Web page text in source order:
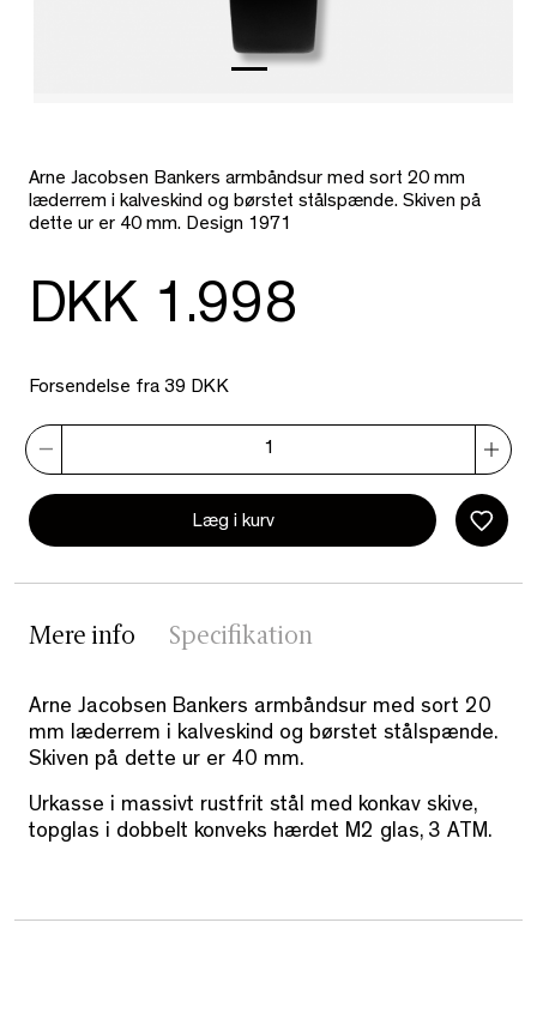
Arne Jacobsen Bankers armbåndsur med sort 20 mm
læderrem i kalveskind og børstet stålspænde. Skiven på
dette ur er 40 mm. Design 1971
DKK 1.998
Forsendelse fra 39 DKK
Læg i kurv
Mere info Specifikation
Arne Jacobsen Bankers armbåndsur med sort 20
mm læderrem i kalveskind og børstet stålspænde.
Skiven på dette ur er 40 mm.
Urkasse i massivt rustfrit stål med konkav skive,
topglas i dobbelt konveks hærdet M2 glas, 3 ATM.